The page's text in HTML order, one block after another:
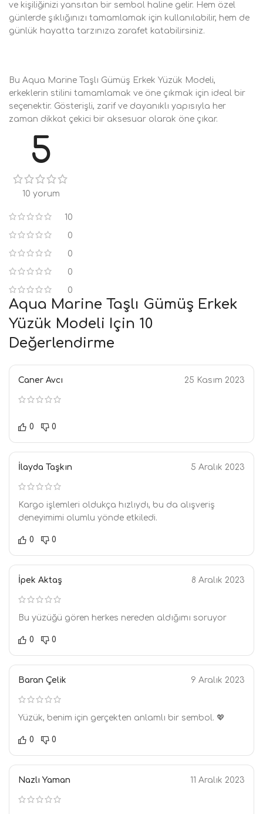
ve kişiliğinizi yansıtan bir sembol haline gelir. Hem özel
günlerde şıklığınızı tamamlamak için kullanılabilir, hem de
günlük hayatta tarzınıza zarafet katabilirsiniz.
Bu Aqua Marine Taşlı Gümüş Erkek Yüzük Modeli,
erkeklerin stilini tamamlamak ve öne çıkmak için ideal bir
seçenektir. Gösterişli, zarif ve dayanıklı yapısıyla her
zaman dikkat çekici bir aksesuar olarak öne çıkar.
5
10 yorum
10
0
0
0
0
Aqua Marine Taşlı Gümüş Erkek
Yüzük Modeli Için 10
Değerlendirme
Caner Avcı 25 Kasım 2023
0 0
İlayda Taşkın 5 Aralık 2023
Kargo işlemleri oldukça hızlıydı, bu da alışveriş
deneyimimi olumlu yönde etkiledi.
0 0
İpek Aktaş 8 Aralık 2023
Bu yüzüğü gören herkes nereden aldığımı soruyor
0 0
Baran Çelik 9 Aralık 2023
Yüzük, benim için gerçekten anlamlı bir sembol. 💖
0 0
Nazlı Yaman 11 Aralık 2023